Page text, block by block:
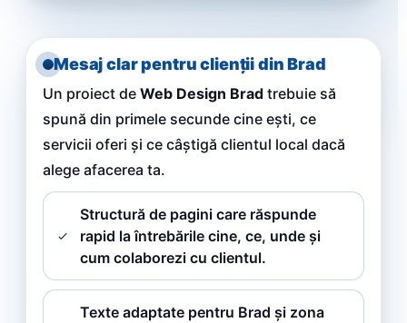
Mesaj clar pentru clienții din Brad
Un proiect de Web Design Brad trebuie să
spună din primele secunde cine ești, ce
servicii oferi și ce câștigă clientul local dacă
alege afacerea ta.
Structură de pagini care răspunde
rapid la întrebările cine, ce, unde și
cum colaborezi cu clientul.
Texte adaptate pentru Brad și zona